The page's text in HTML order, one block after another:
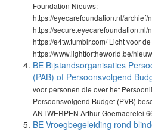
Foundation Nieuws:
https://eyecarefoundation.nl/
https://secure.eyecarefoundation.nl/
https://e4tw.tumblr.com/ Licht voor
https://www.lightfortheworld.be/
BE Bijstandsorganisaties
(PAB) of Persoonsvolgend
voor personen die over het
Persoonsvolgend Budget (PVB)
ANTWERPEN Arthur Goemaerelei
BE Vroegbegeleiding rond